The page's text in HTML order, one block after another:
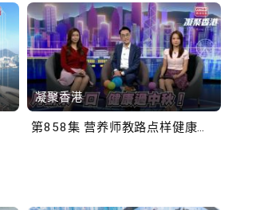
凝聚香港